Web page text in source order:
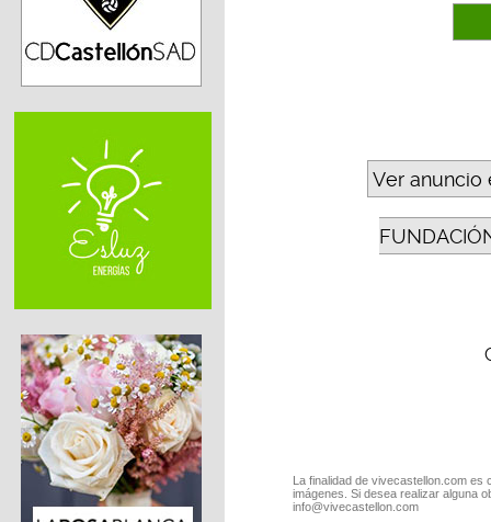
Ver anuncio
La finalidad de vivecastellon.com
imágenes. Si desea realizar alguna
info@vivecastellon.com